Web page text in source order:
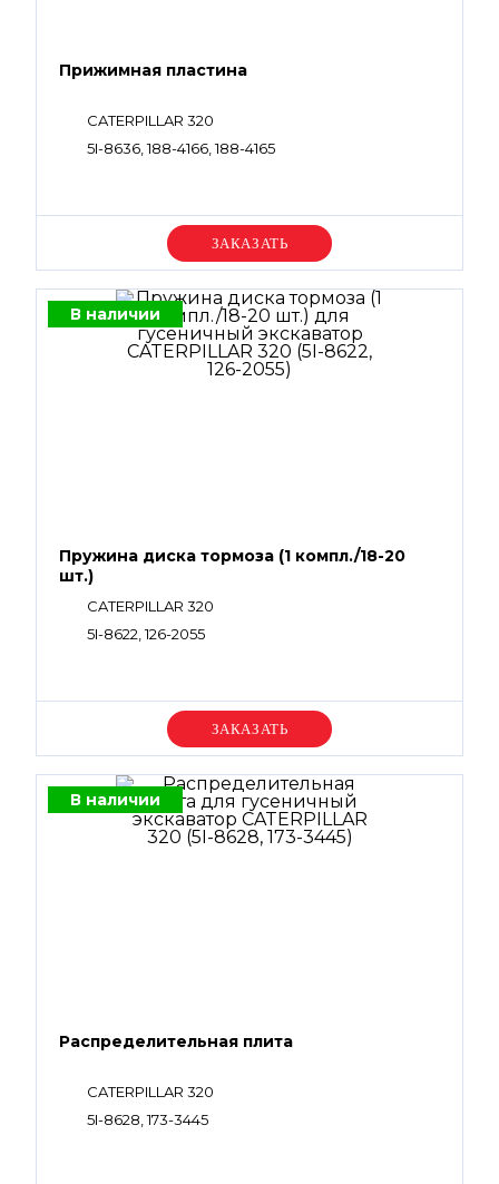
Прижимная пластина
CATERPILLAR 320
5I-8636, 188-4166, 188-4165
Уточняйте цену
В наличии
Пружина диска тормоза (1 компл./18-20
шт.)
CATERPILLAR 320
5I-8622, 126-2055
Уточняйте цену
В наличии
Распределительная плита
CATERPILLAR 320
5I-8628, 173-3445